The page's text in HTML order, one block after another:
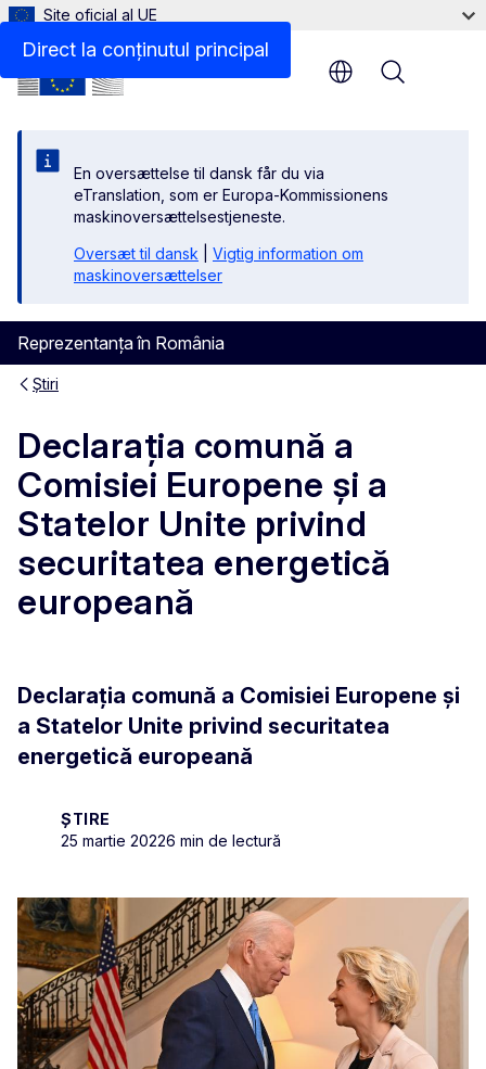
Direct la conținutul principal
Site oficial al UE
En oversættelse til dansk får du via
eTranslation, som er Europa-Kommissionens
maskinoversættelsestjeneste.
Oversæt til dansk
Vigtig information om
maskinoversættelser
Reprezentanța în România
Menu
Știri
Declarația comună a
Comisiei Europene și a
Statelor Unite privind
securitatea energetică
europeană
Declarația comună a Comisiei Europene și
a Statelor Unite privind securitatea
energetică europeană
ȘTIRE
25 martie 20226 min de lectură